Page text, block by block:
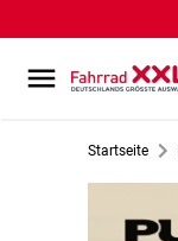
Startseite